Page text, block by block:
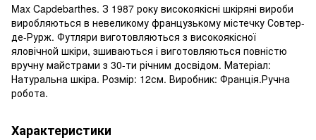
Max Capdebarthes. З 1987 року високоякісні шкіряні вироби
виробляються в невеликому французькому містечку Совтер-
де-Рурж. Футляри виготовляються з високоякісної
яловічной шкіри, зшиваються і виготовляються повністю
вручну майстрами з 30-ти річним досвідом. Матеріал:
Натуральна шкіра. Розмір: 12см. Виробник: Франція.Ручна
робота.
Характеристики